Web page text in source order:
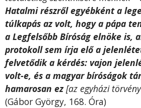
Hatalmi részről egyébként a
túlkapás az volt, hogy a pápa
a Legfelsőbb Bíróság elnöke is,
protokoll sem írja elő a
felvetődik a kérdés: vajon
volt-e, és a magyar bíróságok
hamarosan ez[az egyházi
(Gábor György, 168. Óra)